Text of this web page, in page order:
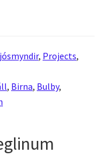
, Projects,
, Birna, Bulby,